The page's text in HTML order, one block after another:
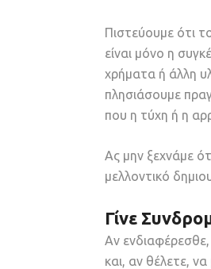
Πιστεύουμε ότι
είναι μόνο η
χρήματα ή άλλη
πλησιάσουμε
που η τύχη ή η
Ας μην ξεχνάμε
μελλοντικό
Γίνε
Αν
και, αν θέλετε,